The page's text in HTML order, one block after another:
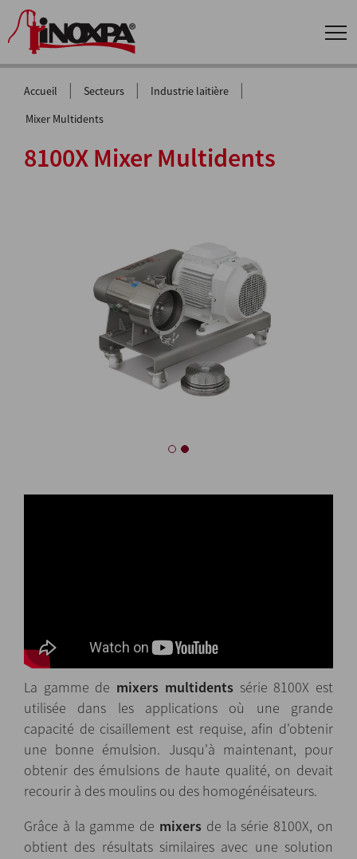
Accueil | Secteurs | Industrie laitière |
Mixer Multidents
8100X Mixer Multidents
La gamme de mixers multidents série 8100X est
utilisée dans les applications où une grande
capacité de cisaillement est requise, afin d'obtenir
une bonne émulsion. Jusqu'à maintenant, pour
obtenir des émulsions de haute qualité, on devait
recourir à des moulins ou des homogénéisateurs.
Grâce à la gamme de mixers de la série 8100X, on
obtient des résultats similaires avec une solution